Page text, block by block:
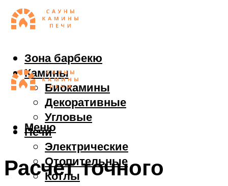
Зона барбекю
Камины
Биокамины
Декоративные
Угловые
Печи
Электрические
Отопительные
Котлы
Меню
Расчет точного